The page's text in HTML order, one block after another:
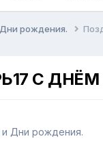
рождения.
С
и Дни рождения.